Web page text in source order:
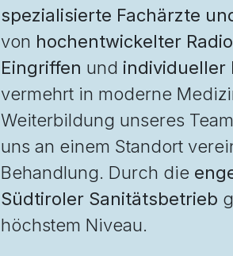
spezialisierte Fachärzte
von hochentwickelter
Eingriffen und individueller
vermehrt in moderne
Weiterbildung unseres
uns an einem Standort
Behandlung. Durch die
Südtiroler Sanitätsbetrieb
höchstem Niveau.